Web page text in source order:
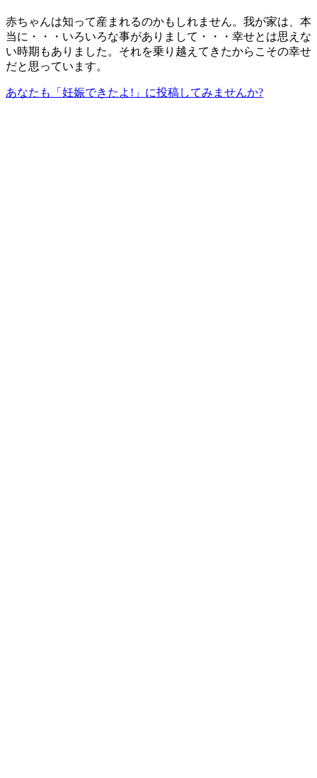
赤ちゃんは知って産まれるのかもしれません。我が家は、本
当に・・・いろいろな事がありまして・・・幸せとは思えな
い時期もありました。それを乗り越えてきたからこその幸せ
だと思っています。
あなたも「妊娠できたよ!」に投稿してみませんか?